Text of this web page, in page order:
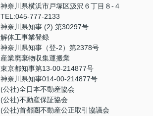
神奈川県横浜市戸塚区汲沢６丁目８-４
TEL:045-777-2133
神奈川県知事 (2) 第30297号
解体工事業登録
神奈川県知事（登‐2）第2378号
産業廃棄物収集運搬業
東京都知事第13-00-214877号
神奈川県知事014-00-214877号
(公社)全日本不動産協会
(公社)不動産保証協会
(公社)首都圏不動産公正取引協議会